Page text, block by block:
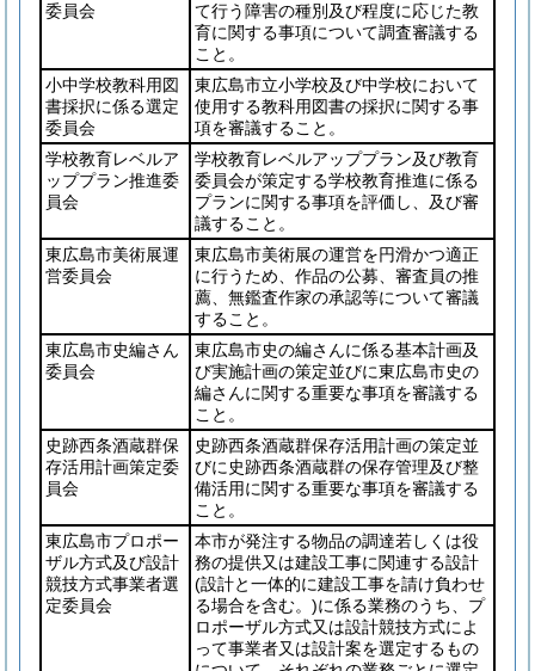
委員会
て行う障害の種別及び程度に応じた教
育に関する事項について調査審議する
こと。
小中学校教科用図
書採択に係る選定
委員会
東広島市立小学校及び中学校において
使用する教科用図書の採択に関する事
項を審議すること。
学校教育レベルア
ッププラン推進委
員会
学校教育レベルアッププラン及び教育
委員会が策定する学校教育推進に係る
プランに関する事項を評価し、及び審
議すること。
東広島市美術展運
営委員会
東広島市美術展の運営を円滑かつ適正
に行うため、作品の公募、審査員の推
薦、無鑑査作家の承認等について審議
すること。
東広島市史編さん
委員会
東広島市史の編さんに係る基本計画及
び実施計画の策定並びに東広島市史の
編さんに関する重要な事項を審議する
こと。
史跡西条酒蔵群保
存活用計画策定委
員会
史跡西条酒蔵群保存活用計画の策定並
びに史跡西条酒蔵群の保存管理及び整
備活用に関する重要な事項を審議する
こと。
東広島市プロポー
ザル方式及び設計
競技方式事業者選
定委員会
本市が発注する物品の調達若しくは役
務の提供又は建設工事に関連する設計
(設計と一体的に建設工事を請け負わせ
る場合を含む。)に係る業務のうち、プ
ロポーザル方式又は設計競技方式によ
って事業者又は設計案を選定するもの